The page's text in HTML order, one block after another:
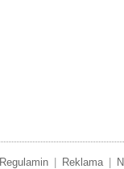
Regulamin Reklama